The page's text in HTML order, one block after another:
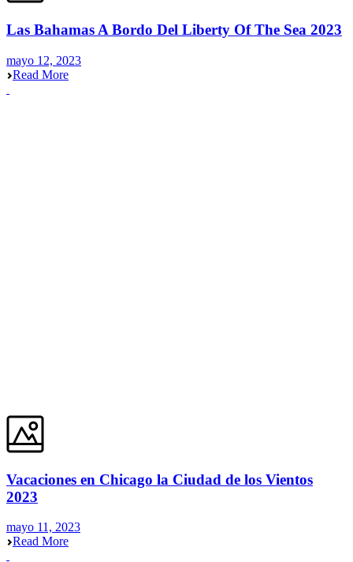
Las Bahamas A Bordo Del Liberty Of The Sea 2023
mayo 12, 2023
Read More
Vacaciones en Chicago la Ciudad de los Vientos
2023
mayo 11, 2023
Read More